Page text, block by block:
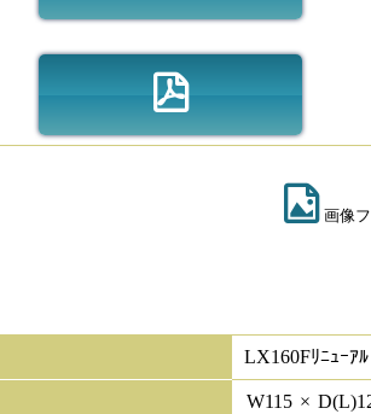
画像
LX160Fﾘﾆｭｰｱﾙ
W115 × D(L)